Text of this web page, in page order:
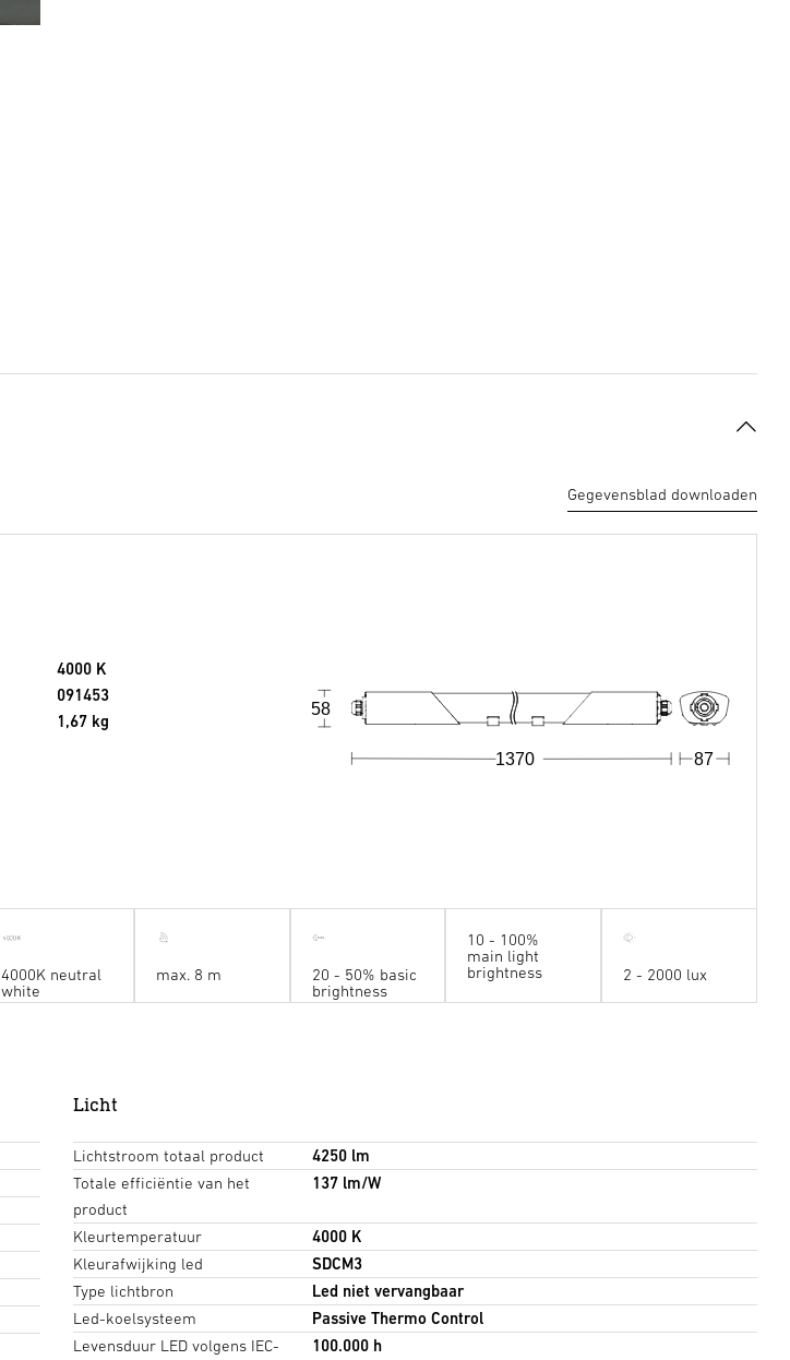
Gegevensblad downloaden
4000 K
091453
1,67 kg
87
1370
58
4000K neutral
white
max. 8 m
20 - 50% basic
brightness
10 - 100%
main light
brightness
2 - 2000 lux
Licht
Lichtstroom totaal product
4250 lm
Totale efficiëntie van het
product
137 lm/W
Kleurtemperatuur
4000 K
Kleurafwijking led
SDCM3
Type lichtbron
Led niet vervangbaar
Led-koelsysteem
Passive Thermo Control
Levensduur LED volgens IEC-
100.000 h